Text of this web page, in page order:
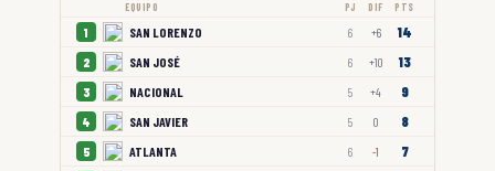
EQUIPO PJ DIF PTS
1 SAN LORENZO 6 +6 14
2 SAN JOSÉ 6 +10 13
3 NACIONAL 5 +4 9
4 SAN JAVIER 5 0 8
5 ATLANTA 6 -1 7